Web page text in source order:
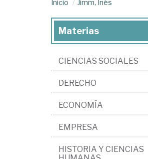
Inicio Jimm, Inés
Materias
CIENCIAS SOCIALES
DERECHO
ECONOMÍA
EMPRESA
HISTORIA Y CIENCIAS